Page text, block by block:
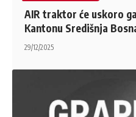
AIR traktor će uskoro
Kantonu Središnja
29/12/2025